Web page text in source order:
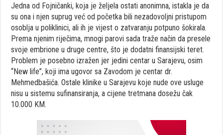
Jedna od Fojničanki, koja je željela ostati anonimna, istakla je da
su ona i njen suprug već od početka bili nezadovoljni pristupom
osoblja u poliklinici, ali ih je vijest o zatvaranju potpuno šokirala.
Prema njenim riječima, mnogi parovi sada traže način da presele
svoje embrione u druge centre, što je dodatni finansijski teret.
Problem je posebno izražen jer jedini centar u Sarajevu, osim
“New life”, koji ima ugovor sa Zavodom je centar dr.
Mehmedbašića. Ostale klinike u Sarajevu koje nude ove usluge
nisu u sistemu sufinansiranja, a cijene tretmana dosežu čak
10.000 KM.